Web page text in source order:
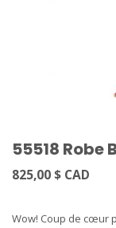
55518 Robe
825,00 $ CAD
Wow! Coup de cœur